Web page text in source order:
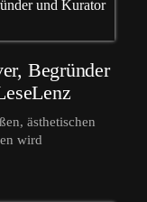
Begründer
ästhetischen
wird